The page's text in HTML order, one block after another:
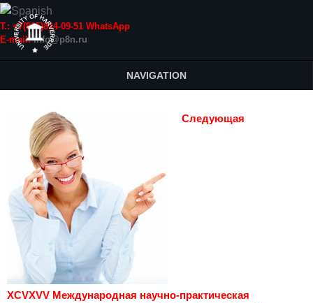
Т.: +7(915)814-09-51 WhatsApp
E-mail:info@p8n.ru
NAVIGATION
Следующая
XCVXVV Международная научно-практическая